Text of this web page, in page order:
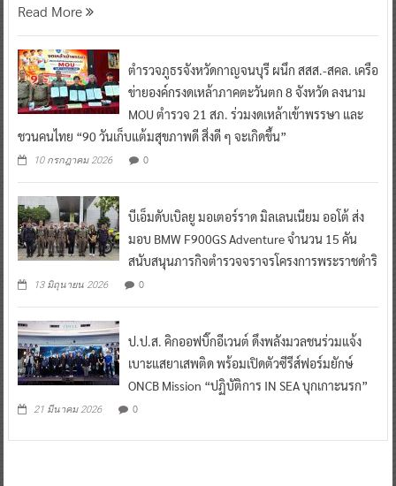
Read More
ตำรวจภูธรจังหวัดกาญจนบุรี ผนึก สสส.-สคล. เครือ
ข่ายองค์กรงดเหล้าภาคตะวันตก 8 จังหวัด ลงนาม
MOU ตำรวจ 21 สภ. ร่วมงดเหล้าเข้าพรรษา และ
ชวนคนไทย “90 วันเก็บแต้มสุขภาพดี สิ่งดี ๆ จะเกิดขึ้น”
10 กรกฎาคม 2026 0
บีเอ็มดับเบิลยู มอเตอร์ราด มิลเลนเนียม ออโต้ ส่ง
มอบ BMW F900GS Adventure จำนวน 15 คัน
สนับสนุนภารกิจตำรวจจราจรโครงการพระราชดำริ
13 มิถุนายน 2026 0
ป.ป.ส. คิกออฟบิ๊กอีเวนต์ ดึงพลังมวลชนร่วมแจ้ง
เบาะแสยาเสพติด พร้อมเปิดตัวซีรีส์ฟอร์มยักษ์
ONCB Mission “ปฏิบัติการ IN SEA บุกเกาะนรก”
21 มีนาคม 2026 0